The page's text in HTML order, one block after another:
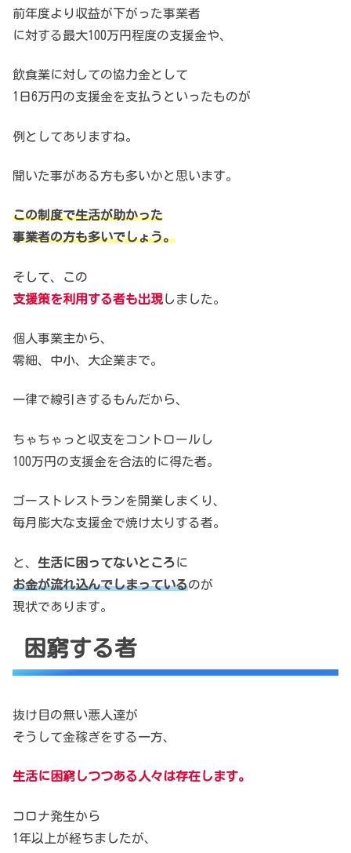
前年度より収益が下がった事業者
に対する最大100万円程度の支援金や、
飲食業に対しての協力金として
1日6万円の支援金を支払うといったものが
例としてありますね。
聞いた事がある方も多いかと思います。
この制度で生活が助かった
事業者の方も多いでしょう。
そして、この
支援策を利用する者も出現しました。
個人事業主から、
零細、中小、大企業まで。
一律で線引きするもんだから、
ちゃちゃっと収支をコントロールし
100万円の支援金を合法的に得た者。
ゴーストレストランを開業しまくり、
毎月膨大な支援金で焼け太りする者。
と、 生活に困ってないところに
お金が流れ込んでしまっているのが
現状であります。
困窮する者
抜け目の無い悪人達が
そうして金稼ぎをする一方、
生活に困窮しつつある人々は存在します。
コロナ発生から
1年以上が経ちましたが、